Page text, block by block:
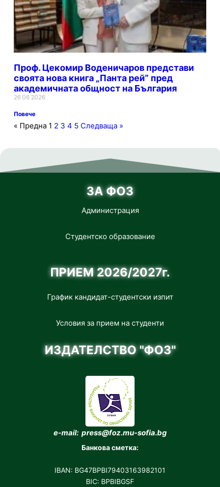
Проф. Цекомир Воденичаров представи
своята нова книга „Панта рей” пред
академичната общност на България
26 06 2026
Повече
« Предна 1 2 3 4 5 Следваща »
ЗА ФОЗ
Администрация
Студентско образование
ПРИЕМ 2026/2027г.
График кандидат-студентски изпит
Условия за прием на студенти
ИЗДАТЕЛСТВО "ФОЗ"
e-mail: press@foz.mu-sofia.bg
Банкова сметка:
IBAN: BG47BPBI79403163982101
BIC: BPBIBGSF